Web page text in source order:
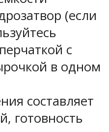
(если
с
в одном
составляет
готовность